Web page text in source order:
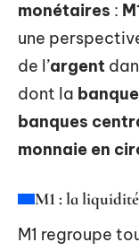
monétaires :
une
de l’argent
dont la
banques
monnaie en
M1 : la
M1 regroupe